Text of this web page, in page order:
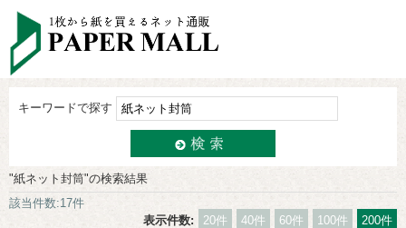
キーワードで探す
"紙ネット封筒"の検索結果
該当件数:17件
表示件数:
20件 40件 60件 100件 200件